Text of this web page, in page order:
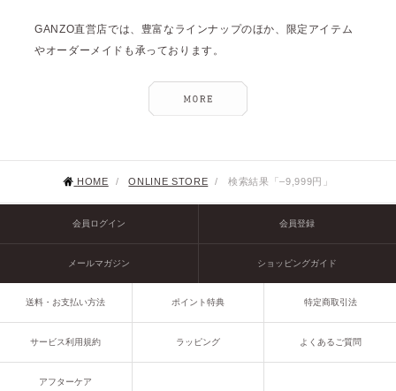
GANZO直営店では、豊富なラインナップのほか、限定アイテム
やオーダーメイドも承っております。
HOME / ONLINE STORE / 検索結果「–9,999円」
会員ログイン 会員登録
メールマガジン ショッピングガイド
送料・お支払い方法 ポイント特典 特定商取引法
サービス利用規約 ラッピング よくあるご質問
アフターケア